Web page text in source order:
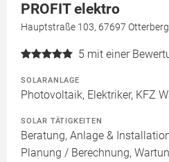
PROFIT elektro
Hauptstraße 103, 67697
5 mit einer
SOLARANLAGE
Photovoltaik, Elektriker, KFZ
SOLAR TÄTIGKEITEN
Beratung, Anlage &
Planung / Berechnung,